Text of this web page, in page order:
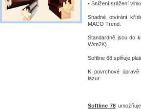
• Snížení srážení
Snadné otvírání
MACO Trend.
Standardně jsou do
W/m2K).
Softline 68 splňuje
K povrchové
lazur.
Softline 78